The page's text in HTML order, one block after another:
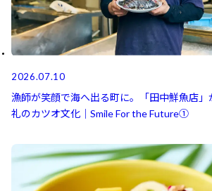
2026.07.10
漁師が笑顔で海へ出る町に。「田中鮮魚店」
礼のカツオ文化｜Smile For the Future①